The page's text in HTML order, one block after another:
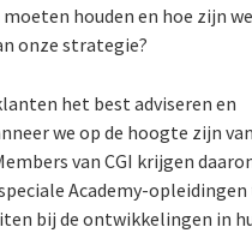
houden en hoe zijn
onze strategie?
het best adviseren en
we op de hoogte zijn
van CGI krijgen
Academy-
bij de ontwikkelingen in